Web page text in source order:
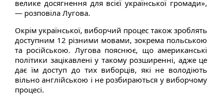
велике досягнення для всієї української громади»,
— розповіла Лугова.
Окрім української, виборчий процес також зроблять
доступним 12 різними мовами, зокрема польською
та російською. Лугова пояснює, що американські
політики зацікавлені у такому розширенні, адже це
дає їм доступ до тих виборців, які не володіють
вільно англійською і не розбираються у виборчому
процесі.